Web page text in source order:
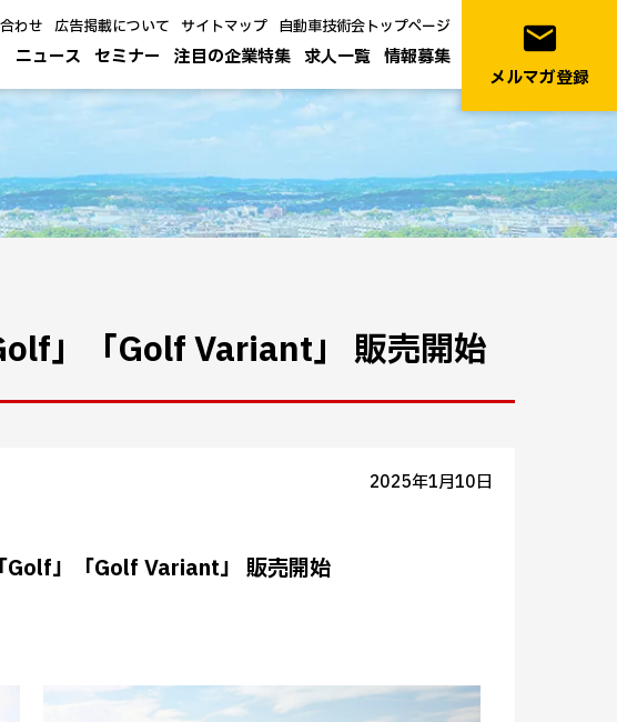
ニュース セミナー 注目の企業特集 求人一覧 情報募集
わせ 広告掲載について サイトマップ 自動車技術会トップページ email
メルマガ登録
」「Golf Variant」 販売開始
2025年1月10日
」「Golf Variant」 販売開始